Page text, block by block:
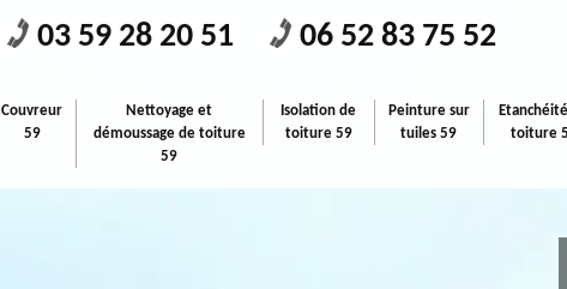
03 59 28 20 51 06 52 83 75 52
Couvreur
59
Nettoyage et
démoussage de toiture
59
Isolation de
toiture 59
Peinture sur
tuiles 59
toiture